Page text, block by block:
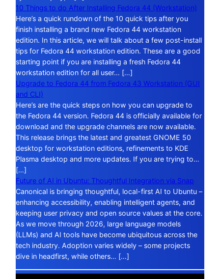
10 Things to do After Installing Fedora 44 (Workstation)
Here’s a quick rundown of the 10 quick tips after you
finish installing a brand new Fedora 44 workstation
edition. In this article, we will talk about a few post-install
tips for Fedora 44 workstation edition. These are a good
starting point if you are installing a fresh Fedora 44
workstation edition for all user… […]
Upgrade to Fedora 44 from Fedora 43 Workstation (GUI
and CLI)
Here’s are the quick steps on how you can upgrade to
the Fedora 44 version. Fedora 44 is officially available for
download and the upgrade channels are now available.
This release brings the latest and greatest GNOME 50
desktop for workstation editions, refinements to KDE
Plasma desktop and more updates. If you are trying to…
[…]
Future of AI in Ubuntu: Thoughtful Integration via Snap
Canonical is bringing thoughtful, local-first AI to Ubuntu –
enhancing accessibility, enabling intelligent agents, and
keeping user privacy and open source values at the core.
As we move through 2026, large language models
(LLMs) and AI tools have become ubiquitous across the
tech industry. Adoption varies widely – some projects
dive in headfirst, while others… […]